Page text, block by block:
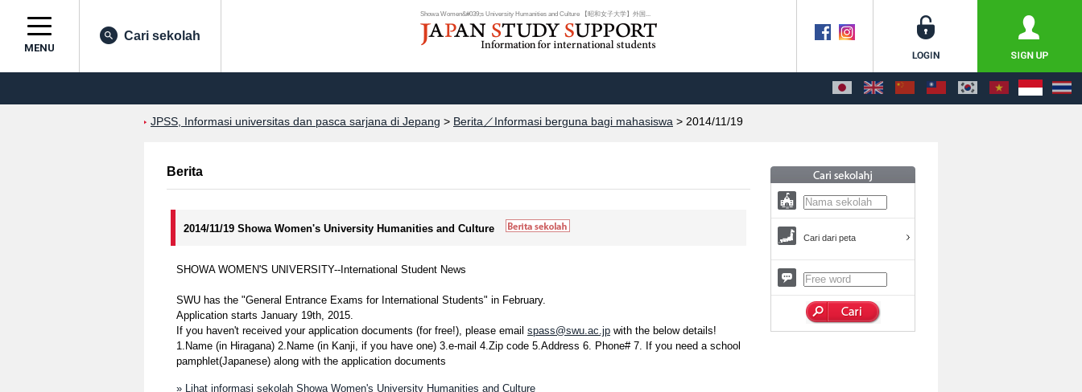
Showa Women&#039;s University Humanities and Culture 【昭和女子大学】外国...
MENU
Cari sekolah
JPSS, Informasi universitas dan pasca sarjana di Jepang > Berita／Informasi berguna bagi mahasiswa > 2014/11/19
Berita
2014/11/19 Showa Women's University Humanities and Culture
SHOWA WOMEN'S UNIVERSITY--International Student News
SWU has the "General Entrance Exams for International Students" in February.
Application starts January 19th, 2015.
If you haven't received your application documents (for free!), please email spass@swu.ac.jp with the below details!
1.Name (in Hiragana) 2.Name (in Kanji, if you have one) 3.e-mail 4.Zip code 5.Address 6. Phone# 7. If you need a school
pamphlet(Japanese) along with the application documents
» Lihat informasi sekolah Showa Women's University Humanities and Culture
Cari dari peta